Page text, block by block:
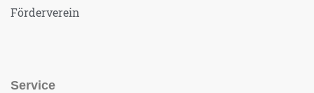
Förderverein
Service